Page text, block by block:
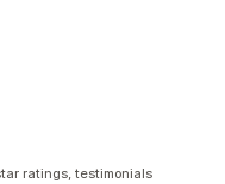
ratings, testimonials